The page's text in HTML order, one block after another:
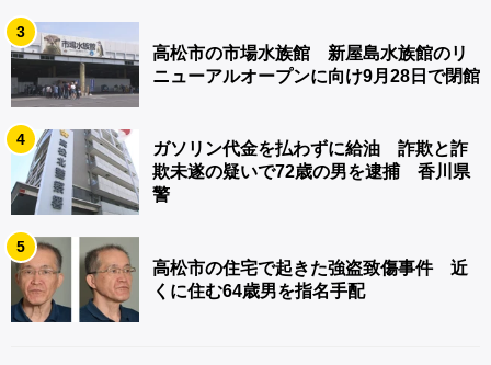
3
高松市の市場水族館 新屋島水族館のリ
ニューアルオープンに向け9月28日で閉館
4
ガソリン代金を払わずに給油 詐欺と詐
欺未遂の疑いで72歳の男を逮捕 香川県
警
5
高松市の住宅で起きた強盗致傷事件 近
くに住む64歳男を指名手配